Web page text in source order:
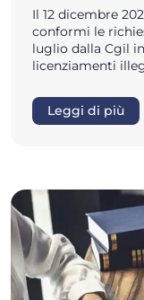
Il 12 dicembre
conformi le
luglio dalla Cgil
licenziamenti
Leggi di più